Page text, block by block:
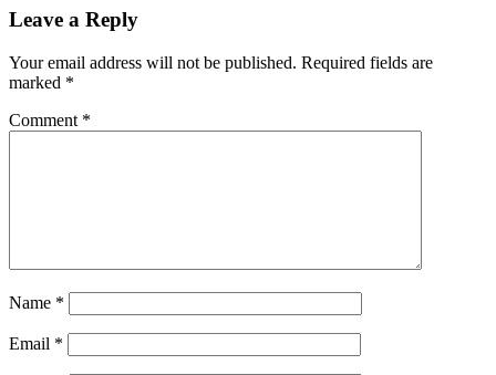
Leave a Reply
Your email address will not be published. Required fields are
marked *
Comment *
Name *
Email *